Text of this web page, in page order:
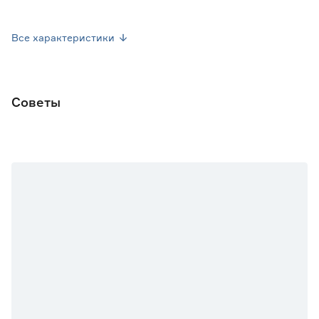
Все характеристики
Советы